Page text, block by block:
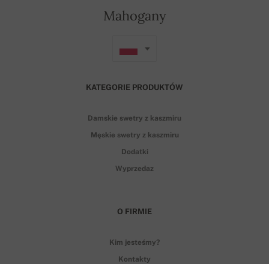
Mahogany
KATEGORIE PRODUKTÓW
Damskie swetry z kaszmiru
Męskie swetry z kaszmiru
Dodatki
Wyprzedaz
O FIRMIE
Kim jesteśmy?
Kontakty